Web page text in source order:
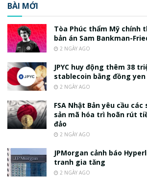
BÀI MỚI
Tòa Phúc thẩm Mỹ chính
bản án Sam Bankman-
2 NGÀY AGO
JPYC huy động thêm 38
stablecoin bằng đồng yen
2 NGÀY AGO
FSA Nhật Bản yêu cầu
sản mã hóa trì hoãn rút
đảo
2 NGÀY AGO
JPMorgan cảnh báo
tranh gia tăng
2 NGÀY AGO